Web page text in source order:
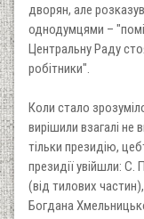
дворян, але
однодумцями –
Центральну Раду
робітники".
Коли стало
вирішили взагалі не
тільки президію,
президії увійшли:
(від тилових
Богдана